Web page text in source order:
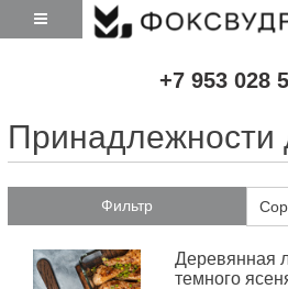
+7 953 028
Принадлежности
Фильтр
Деревянная
темного